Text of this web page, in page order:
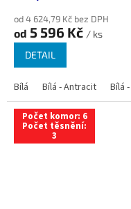
od 4 624,79 Kč bez DPH
od 5 596 Kč / ks
DETAIL
Bílá Bílá - Antracit Bílá
Počet komor: 6
Počet těsnění:
3